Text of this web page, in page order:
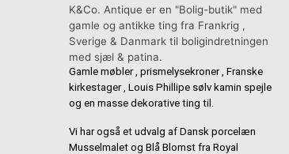
K&Co. Antique er en "Bolig-butik" med
gamle og antikke ting fra Frankrig ,
Sverige & Danmark til boligindretningen
med sjæl & patina.
Gamle møbler , prismelysekroner , Franske
kirkestager , Louis Phillipe sølv kamin spejle
og en masse dekorative ting til.
Vi har også et udvalg af Dansk porcelæn
Musselmalet og Blå Blomst fra Royal